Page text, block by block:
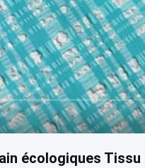
écologiques